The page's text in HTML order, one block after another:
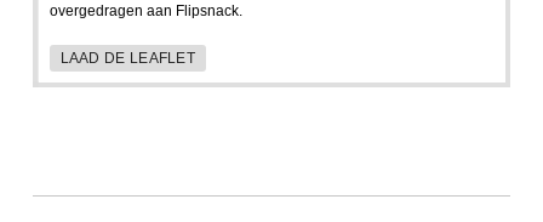
overgedragen aan Flipsnack.
LAAD DE LEAFLET